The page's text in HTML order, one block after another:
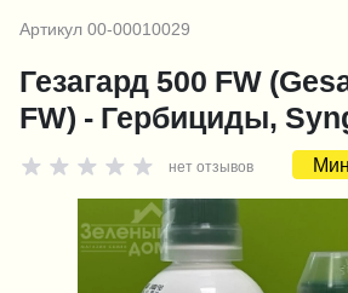
Артикул 00-00010029
Гезагард 500 FW
FW) - Гербициды,
нет отзывов